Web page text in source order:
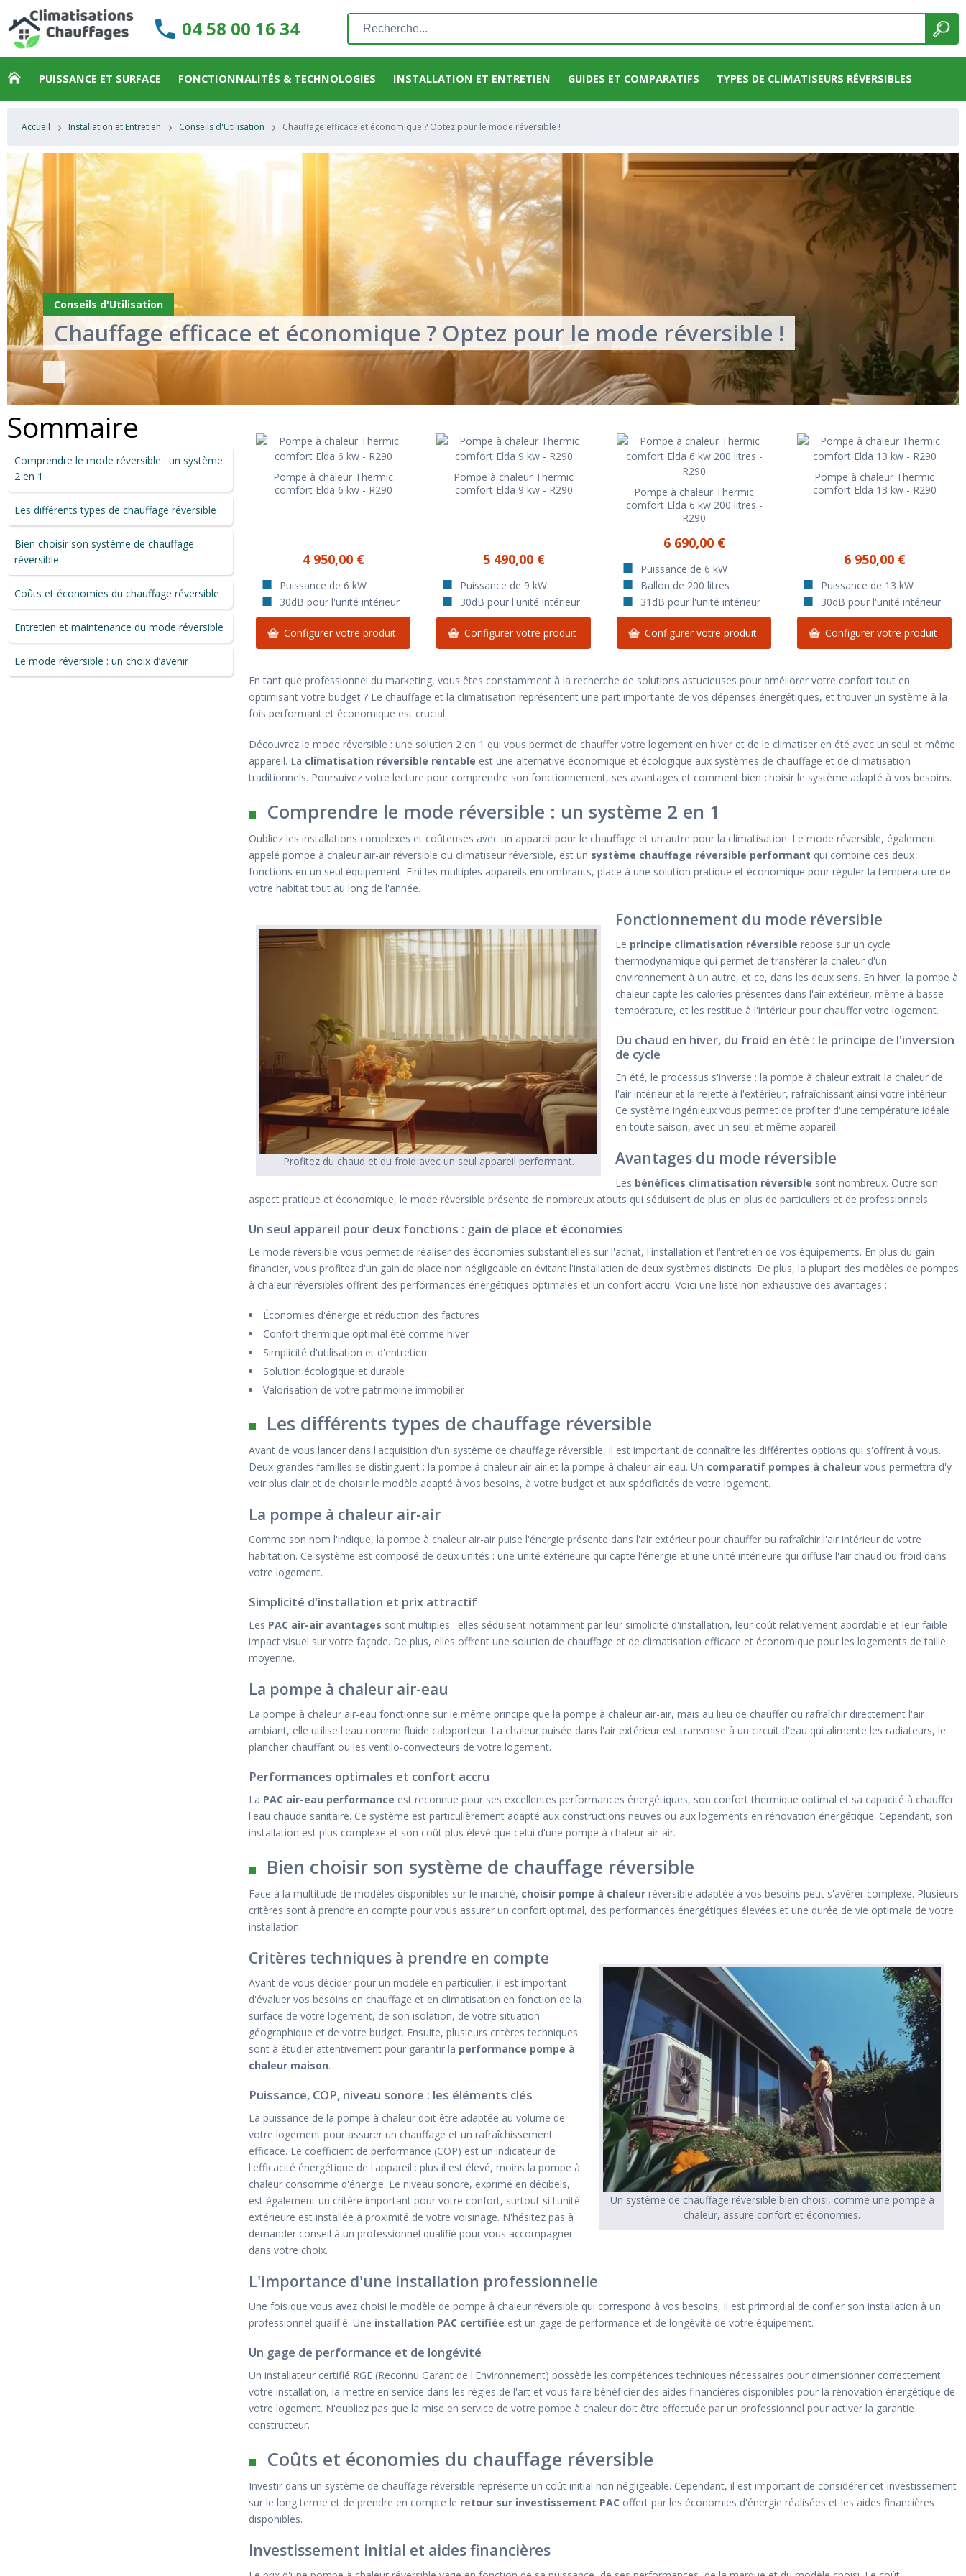
Conseils d'Utilisation
Chauffage efficace et économique ? Optez pour le mode réversible !
Accueil › Installation et Entretien › Conseils d'Utilisation › Chauffage efficace et économique ? Optez pour le mode réversible !
Pompe à chaleur Thermic
comfort Elda 6 kw - R290
4 950,00 €
Puissance de 6 kW
30dB pour l'unité intérieur
Configurer votre produit
Pompe à chaleur Thermic
comfort Elda 9 kw - R290
5 490,00 €
Puissance de 9 kW
30dB pour l'unité intérieur
Configurer votre produit
Pompe à chaleur Thermic
comfort Elda 6 kw 200 litres -
R290
6 690,00 €
Puissance de 6 kW
Ballon de 200 litres
31dB pour l'unité intérieur
Configurer votre produit
Pompe à chaleur Thermic
comfort Elda 13 kw - R290
6 950,00 €
Puissance de 13 kW
30dB pour l'unité intérieur
Configurer votre produit
En tant que professionnel du marketing, vous êtes constamment à la recherche de solutions astucieuses pour améliorer votre confort tout en
optimisant votre budget ? Le chauffage et la climatisation représentent une part importante de vos dépenses énergétiques, et trouver un système à la
fois performant et économique est crucial.
Découvrez le mode réversible : une solution 2 en 1 qui vous permet de chauffer votre logement en hiver et de le climatiser en été avec un seul et même
appareil. La climatisation réversible rentable est une alternative économique et écologique aux systèmes de chauffage et de climatisation
traditionnels. Poursuivez votre lecture pour comprendre son fonctionnement, ses avantages et comment bien choisir le système adapté à vos besoins.
Comprendre le mode réversible : un système 2 en 1
Oubliez les installations complexes et coûteuses avec un appareil pour le chauffage et un autre pour la climatisation. Le mode réversible, également
appelé pompe à chaleur air-air réversible ou climatiseur réversible, est un système chauffage réversible performant qui combine ces deux
fonctions en un seul équipement. Fini les multiples appareils encombrants, place à une solution pratique et économique pour réguler la température de
votre habitat tout au long de l'année.
Profitez du chaud et du froid avec un seul appareil performant.
Fonctionnement du mode réversible
Le principe climatisation réversible repose sur un cycle
thermodynamique qui permet de transférer la chaleur d'un
environnement à un autre, et ce, dans les deux sens. En hiver, la pompe à
chaleur capte les calories présentes dans l'air extérieur, même à basse
température, et les restitue à l'intérieur pour chauffer votre logement.
Du chaud en hiver, du froid en été : le principe de l'inversion
de cycle
En été, le processus s'inverse : la pompe à chaleur extrait la chaleur de
l'air intérieur et la rejette à l'extérieur, rafraîchissant ainsi votre intérieur.
Ce système ingénieux vous permet de profiter d'une température idéale
en toute saison, avec un seul et même appareil.
Avantages du mode réversible
Les bénéfices climatisation réversible sont nombreux. Outre son
aspect pratique et économique, le mode réversible présente de nombreux atouts qui séduisent de plus en plus de particuliers et de professionnels.
Un seul appareil pour deux fonctions : gain de place et économies
Le mode réversible vous permet de réaliser des économies substantielles sur l'achat, l'installation et l'entretien de vos équipements. En plus du gain
financier, vous profitez d'un gain de place non négligeable en évitant l'installation de deux systèmes distincts. De plus, la plupart des modèles de pompes
à chaleur réversibles offrent des performances énergétiques optimales et un confort accru. Voici une liste non exhaustive des avantages :
Économies d'énergie et réduction des factures
Confort thermique optimal été comme hiver
Simplicité d'utilisation et d'entretien
Solution écologique et durable
Valorisation de votre patrimoine immobilier
Les différents types de chauffage réversible
Avant de vous lancer dans l'acquisition d'un système de chauffage réversible, il est important de connaître les différentes options qui s'offrent à vous.
Deux grandes familles se distinguent : la pompe à chaleur air-air et la pompe à chaleur air-eau. Un comparatif pompes à chaleur vous permettra d'y
voir plus clair et de choisir le modèle adapté à vos besoins, à votre budget et aux spécificités de votre logement.
La pompe à chaleur air-air
Comme son nom l'indique, la pompe à chaleur air-air puise l'énergie présente dans l'air extérieur pour chauffer ou rafraîchir l'air intérieur de votre
habitation. Ce système est composé de deux unités : une unité extérieure qui capte l'énergie et une unité intérieure qui diffuse l'air chaud ou froid dans
votre logement.
Simplicité d'installation et prix attractif
Les PAC air-air avantages sont multiples : elles séduisent notamment par leur simplicité d'installation, leur coût relativement abordable et leur faible
impact visuel sur votre façade. De plus, elles offrent une solution de chauffage et de climatisation efficace et économique pour les logements de taille
moyenne.
La pompe à chaleur air-eau
La pompe à chaleur air-eau fonctionne sur le même principe que la pompe à chaleur air-air, mais au lieu de chauffer ou rafraîchir directement l'air
ambiant, elle utilise l'eau comme fluide caloporteur. La chaleur puisée dans l'air extérieur est transmise à un circuit d'eau qui alimente les radiateurs, le
plancher chauffant ou les ventilo-convecteurs de votre logement.
Performances optimales et confort accru
La PAC air-eau performance est reconnue pour ses excellentes performances énergétiques, son confort thermique optimal et sa capacité à chauffer
l'eau chaude sanitaire. Ce système est particulièrement adapté aux constructions neuves ou aux logements en rénovation énergétique. Cependant, son
installation est plus complexe et son coût plus élevé que celui d'une pompe à chaleur air-air.
Bien choisir son système de chauffage réversible
Face à la multitude de modèles disponibles sur le marché, choisir pompe à chaleur réversible adaptée à vos besoins peut s'avérer complexe. Plusieurs
critères sont à prendre en compte pour vous assurer un confort optimal, des performances énergétiques élevées et une durée de vie optimale de votre
installation.
Un système de chauffage réversible bien choisi, comme une pompe à
chaleur, assure confort et économies.
Critères techniques à prendre en compte
Avant de vous décider pour un modèle en particulier, il est important
d'évaluer vos besoins en chauffage et en climatisation en fonction de la
surface de votre logement, de son isolation, de votre situation
géographique et de votre budget. Ensuite, plusieurs critères techniques
sont à étudier attentivement pour garantir la performance pompe à
chaleur maison.
Puissance, COP, niveau sonore : les éléments clés
La puissance de la pompe à chaleur doit être adaptée au volume de
votre logement pour assurer un chauffage et un rafraîchissement
efficace. Le coefficient de performance (COP) est un indicateur de
l'efficacité énergétique de l'appareil : plus il est élevé, moins la pompe à
chaleur consomme d'énergie. Le niveau sonore, exprimé en décibels,
est également un critère important pour votre confort, surtout si l'unité
extérieure est installée à proximité de votre voisinage. N'hésitez pas à
demander conseil à un professionnel qualifié pour vous accompagner
dans votre choix.
L'importance d'une installation professionnelle
Une fois que vous avez choisi le modèle de pompe à chaleur réversible qui correspond à vos besoins, il est primordial de confier son installation à un
professionnel qualifié. Une installation PAC certifiée est un gage de performance et de longévité de votre équipement.
Un gage de performance et de longévité
Un installateur certifié RGE (Reconnu Garant de l'Environnement) possède les compétences techniques nécessaires pour dimensionner correctement
votre installation, la mettre en service dans les règles de l'art et vous faire bénéficier des aides financières disponibles pour la rénovation énergétique de
votre logement. N'oubliez pas que la mise en service de votre pompe à chaleur doit être effectuée par un professionnel pour activer la garantie
constructeur.
Coûts et économies du chauffage réversible
Investir dans un système de chauffage réversible représente un coût initial non négligeable. Cependant, il est important de considérer cet investissement
sur le long terme et de prendre en compte le retour sur investissement PAC offert par les économies d'énergie réalisées et les aides financières
disponibles.
Investissement initial et aides financières
Sommaire
Comprendre le mode réversible : un système
2 en 1
Les différents types de chauffage réversible
Bien choisir son système de chauffage
réversible
Coûts et économies du chauffage réversible
Entretien et maintenance du mode réversible
Le mode réversible : un choix d’avenir
04 58 00 16 34
Rechercher
PUISSANCE ET SURFACE FONCTIONNALITÉS & TECHNOLOGIES INSTALLATION ET ENTRETIEN GUIDES ET COMPARATIFS TYPES DE CLIMATISEURS RÉVERSIBLES